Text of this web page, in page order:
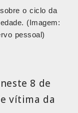
o ciclo da
(Imagem:
pessoal)
8 de
vítima da